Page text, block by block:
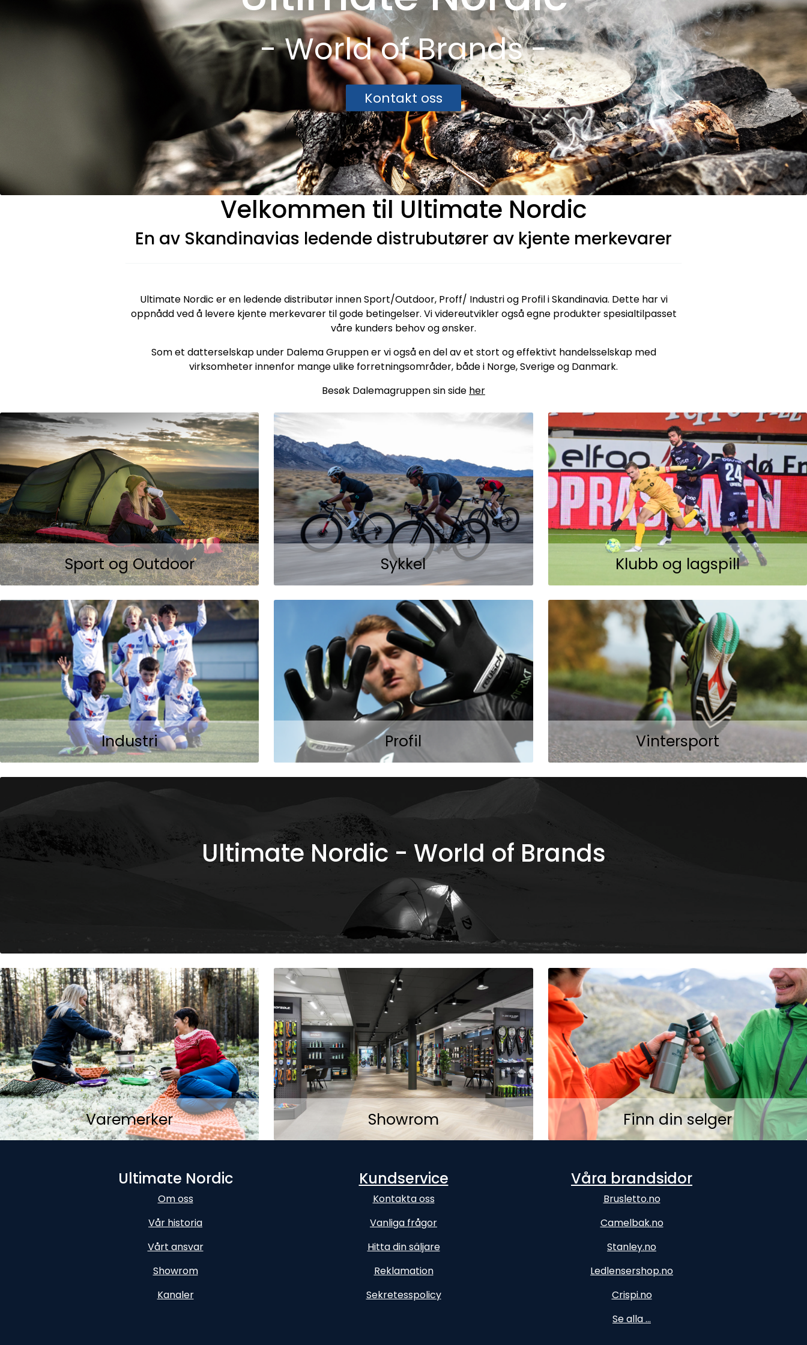
- World of Brands -
Kontakt oss
Velkommen til Ultimate Nordic
En av Skandinavias ledende distrubutører av kjente merkevarer
Ultimate Nordic er en ledende distributør innen Sport/Outdoor, Proff/ Industri og Profil i Skandinavia. Dette har vi
oppnådd ved å levere kjente merkevarer til gode betingelser. Vi videreutvikler også egne produkter spesialtilpasset
våre kunders behov og ønsker.
Som et datterselskap under Dalema Gruppen er vi også en del av et stort og effektivt handelsselskap med
virksomheter innenfor mange ulike forretningsområder, både i Norge, Sverige og Danmark.
Besøk Dalemagruppen sin side her
Sport og Outdoor Sykkel Klubb og lagspill
Industri Profil Vintersport
Ultimate Nordic - World of Brands
Varemerker Showrom Finn din selger
Ultimate Nordic
Om oss
Vår historia
Vårt ansvar
Showrom
Kanaler
Kundservice
Kontakta oss
Vanliga frågor
Hitta din säljare
Reklamation
Sekretesspolicy
Våra brandsidor
Brusletto.no
Camelbak.no
Stanley.no
Ledlensershop.no
Crispi.no
Se alla ...